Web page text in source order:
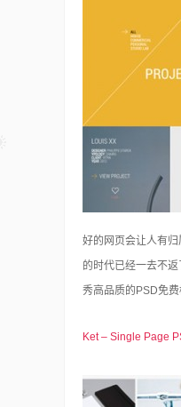
好的网页会让人有
的时代已经一去不
秀高品质的PSD免
Ket – Single Page